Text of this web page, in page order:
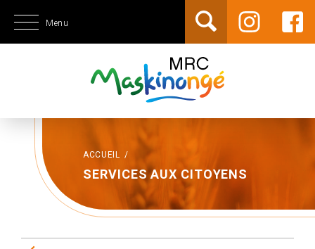
Menu
ACCUEIL /
SERVICES AUX CITOYENS